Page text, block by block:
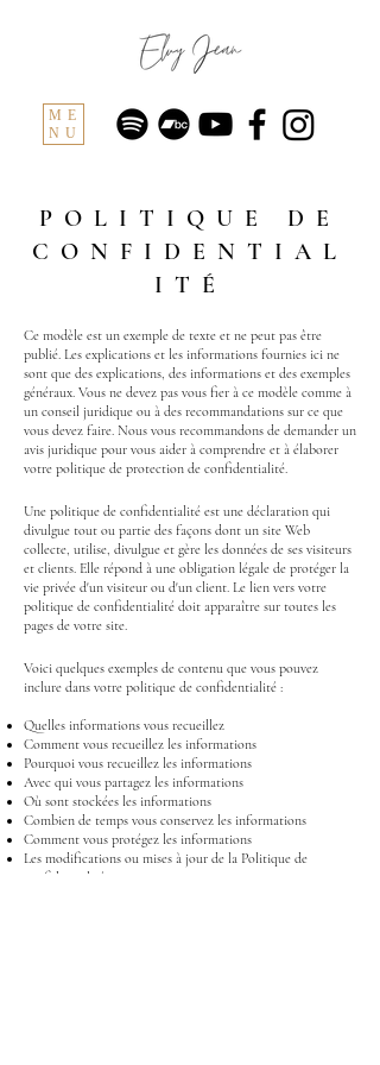
ME
NU
POLITIQUE DE
CONFIDENTIAL
ITÉ
Ce modèle est un exemple de texte et ne peut pas être
publié. Les explications et les informations fournies ici ne
sont que des explications, des informations et des exemples
généraux. Vous ne devez pas vous fier à ce modèle comme à
un conseil juridique ou à des recommandations sur ce que
vous devez faire. Nous vous recommandons de demander un
avis juridique pour vous aider à comprendre et à élaborer
votre politique de protection de confidentialité.
Une politique de confidentialité est une déclaration qui
divulgue tout ou partie des façons dont un site Web
collecte, utilise, divulgue et gère les données de ses visiteurs
et clients. Elle répond à une obligation légale de protéger la
vie privée d'un visiteur ou d'un client. Le lien vers votre
politique de confidentialité doit apparaître sur toutes les
pages de votre site.
Voici quelques exemples de contenu que vous pouvez
inclure dans votre politique de confidentialité :
Quelles informations vous recueillez
Comment vous recueillez les informations
Pourquoi vous recueillez les informations
Avec qui vous partagez les informations
Où sont stockées les informations
Combien de temps vous conservez les informations
Comment vous protégez les informations
Les modifications ou mises à jour de la Politique de
confidentialité